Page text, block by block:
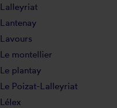
Lalleyriat
Lantenay
Lavours
Le montellier
Le plantay
Le Poizat-Lalleyriat
Lélex